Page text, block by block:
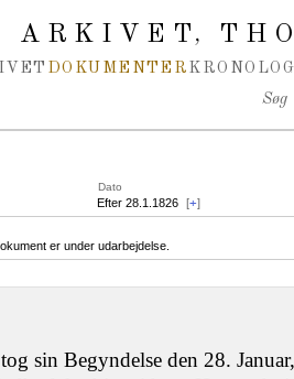
ARKIVET,
DOKUMENTER
Søg
Dato
Efter 28.1.1826 [+]
er under udarbejdelse.
sin Begyndelse den 28.